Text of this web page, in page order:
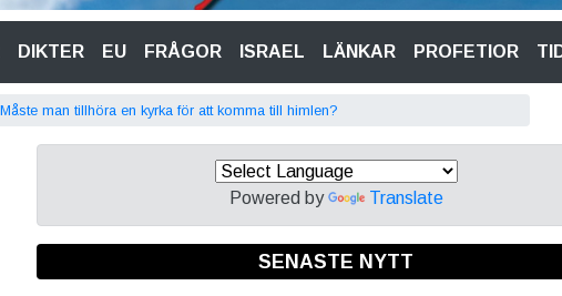
DIKTER EU FRÅGOR ISRAEL LÄNKAR PROFETIOR
Måste man tillhöra en kyrka för att komma till himlen?
Powered by Translate
SENASTE NYTT